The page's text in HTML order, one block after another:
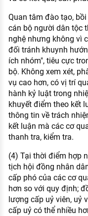
Quan tâm đào tạo,
cán bộ người dân tộc
nghệ nhưng không vì
đối tránh khuynh
ích nhóm", tiêu cực
bộ. Không xem xét,
vụ cao hơn, có vị trí
hành kỷ luật trong
khuyết điểm theo kết
thông tin về trách
kết luận mà các cơ
thanh tra, kiểm tra.
(4) Tại thời điểm hợp
tịch hội đồng nhân
cấp phó của các cơ
hơn so với quy định;
lượng cấp uỷ viên, uỷ
cấp uỷ có thể nhiều